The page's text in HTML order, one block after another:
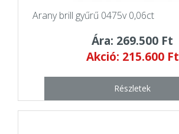
Arany brill gyűrű 0475v 0,06ct
Ára: 269.500 Ft
Akció: 215.600 Ft
Részletek